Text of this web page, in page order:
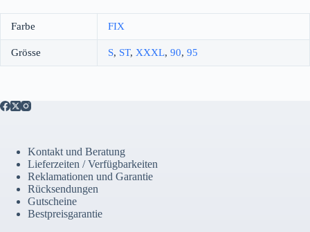
Farbe FIX
Grösse S, ST, XXXL, 90, 95
Kontakt und Beratung
Lieferzeiten / Verfügbarkeiten
Reklamationen und Garantie
Rücksendungen
Gutscheine
Bestpreisgarantie